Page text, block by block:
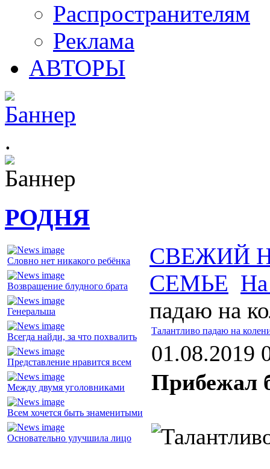
Распространителям
Реклама
АВТОРЫ
.
РОДНЯ
Словно нет никакого ребёнка
Возвращение блудного брата
Генеральша
Всегда найди, за что похвалить
Представление нравится всем
Между двумя уголовниками
Всем хочется быть знаменитыми
Основательно улучшила лицо
СВЕЖИЙ
СЕМЬЕ На
падаю на
Талантливо падаю на
01.08.2019
Прибежал